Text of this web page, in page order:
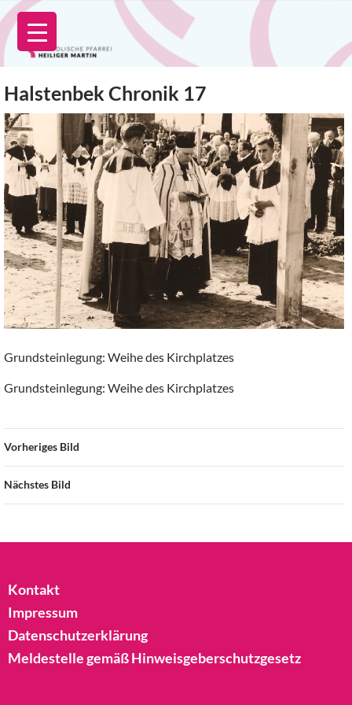
Zum
Inhalt
springen
Halstenbek Chronik 17
Grundsteinlegung: Weihe des Kirchplatzes
Grundsteinlegung: Weihe des Kirchplatzes
Vorheriges Bild
Nächstes Bild
Kontakt
Impressum
Datenschutzerklärung
Meldestelle gemäß Hinweisgeberschutzgesetz